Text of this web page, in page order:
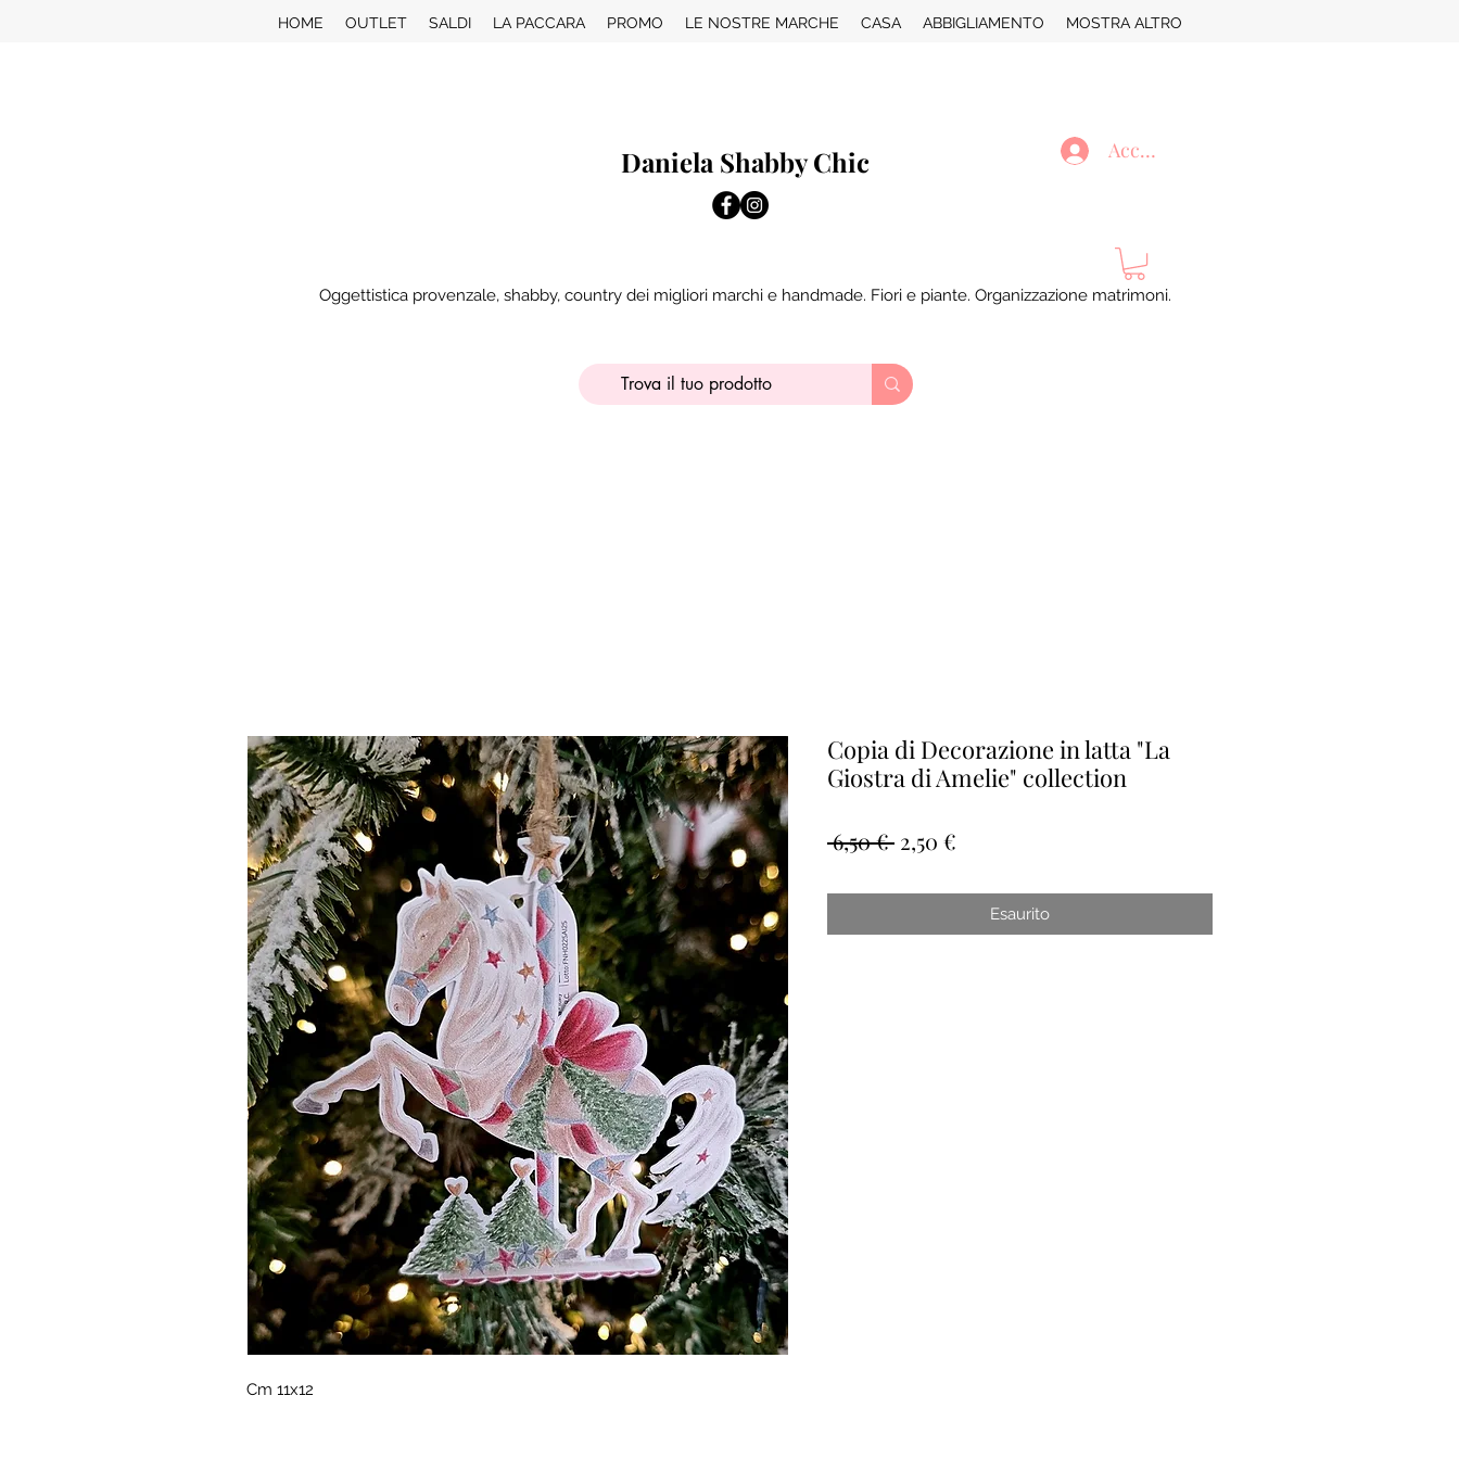
HOME OUTLET SALDI LA PACCARA PROMO LE NOSTRE MARCHE CASA ABBIGLIAMENTO MOSTRA ALTRO
Daniela Shabby Chic Accedi
Oggettistica provenzale, shabby, country dei migliori marchi e handmade. Fiori e piante. Organizzazione matrimoni.
Cm 11x12
Copia di Decorazione in latta "La
Giostra di Amelie" collection
6,50 € Prezzo
2,50 €
Esaurito